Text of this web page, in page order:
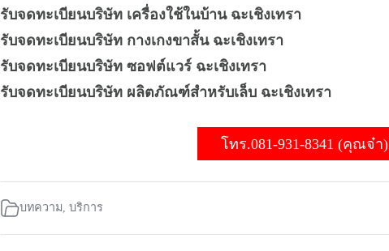
รับจดทะเบียนบริษัท เครื่องใช้ในบ้าน ฉะเชิงเทรา
รับจดทะเบียนบริษัท กางเกงขาสั้น ฉะเชิงเทรา
รับจดทะเบียนบริษัท ซอฟต์แวร์ ฉะเชิงเทรา
รับจดทะเบียนบริษัท ผลิตภัณฑ์สำหรับเล็บ ฉะเชิงเทรา
โทร.081-931-8341 (คุณจ๋า)
บทความ บริการ